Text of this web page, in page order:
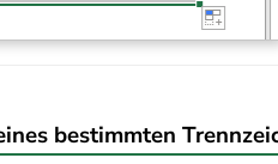
bestimmten